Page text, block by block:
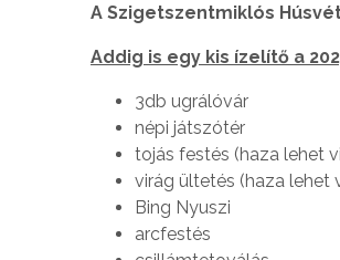
A Szigetszentmiklós
Addig is egy kis ízelítő a
3db ugrálóvár
népi játszótér
tojás festés (haza lehet
virág ültetés (haza lehet
Bing Nyuszi
arcfestés